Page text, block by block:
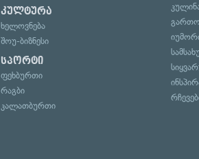
კულტურა
ხელოვნება
შოუ-ბიზნესი
სპორტი
ფეხბურთი
რაგბი
კალათბურთი